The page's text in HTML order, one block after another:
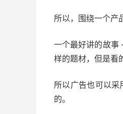
所以，围绕一个产
一个最好讲的故事
样的题材，但是看
所以广告也可以
的。